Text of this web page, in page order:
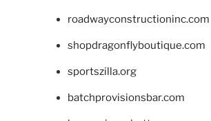
roadwayconstructioninc.com
shopdragonflyboutique.com
sportszilla.org
batchprovisionsbar.com